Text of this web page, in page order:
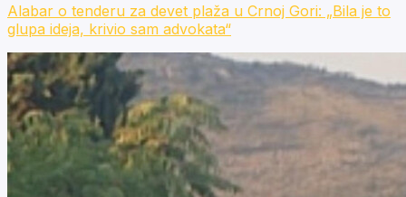
Alabar o tenderu za devet plaža u Crnoj Gori: „Bila je to
glupa ideja, krivio sam advokata“